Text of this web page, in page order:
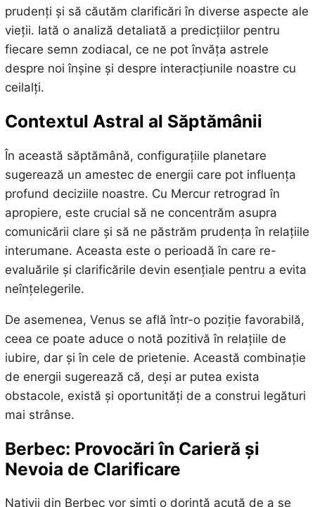
prudenți și să căutăm clarificări în diverse aspecte ale
vieții. Iată o analiză detaliată a predicțiilor pentru
fiecare semn zodiacal, ce ne pot învăța astrele
despre noi înșine și despre interacțiunile noastre cu
ceilalți.
Contextul Astral al Săptămânii
În această săptămână, configurațiile planetare
sugerează un amestec de energii care pot influența
profund deciziile noastre. Cu Mercur retrograd în
apropiere, este crucial să ne concentrăm asupra
comunicării clare și să ne păstrăm prudența în relațiile
interumane. Aceasta este o perioadă în care re-
evaluările și clarificările devin esențiale pentru a evita
neînțelegerile.
De asemenea, Venus se află într-o poziție favorabilă,
ceea ce poate aduce o notă pozitivă în relațiile de
iubire, dar și în cele de prietenie. Această combinație
de energii sugerează că, deși ar putea exista
obstacole, există și oportunități de a construi legături
mai strânse.
Berbec: Provocări în Carieră și
Nevoia de Clarificare
Nativii din Berbec vor simți o dorință acută de a se